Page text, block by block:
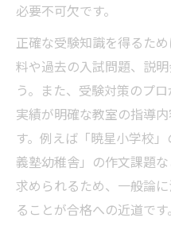
必要不可欠です。
正確な受験知識を得るた
料や過去の入試問題、説
う。また、受験対策のプ
実績が明確な教室の指導
す。例えば「暁星小学校
義塾幼稚舎」の作文課題
求められるため、一般論
ることが合格への近道です